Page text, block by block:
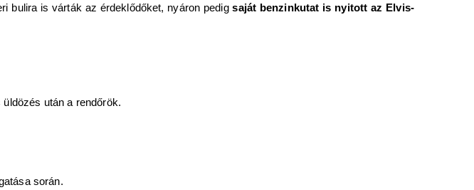
bulira is várták az érdeklődőket, nyáron pedigsaját benzinkutat is nyitott az Elvis-
után a rendőrök.
során.